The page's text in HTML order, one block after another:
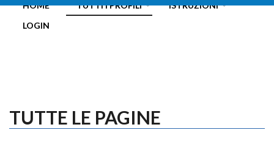
RICERCA
HOME TUTTI I PROFILI
ISTRUZIONI
LOGIN
TUTTE LE PAGINE